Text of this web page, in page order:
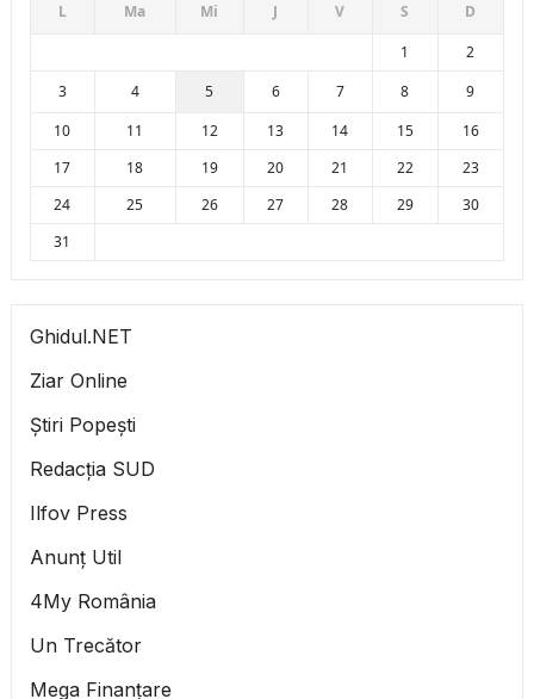
L Ma Mi J V S
D
1
2
3
4 5 6 7 8
9
10
11 12 13 14 15
16
17
18 19 20 21 22
23
24
25 26 27 28 29
30
31
Ghidul.NET
Ziar Online
Știri Popești
Redacția SUD
Ilfov Press
Anunț Util
4My România
Un Trecător
Mega Finanțare